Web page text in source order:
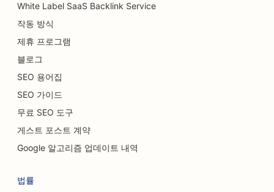
세차장용 SEO
청소 서비스를 위한 SEO
카이로프랙틱 의사를 위한 SEO
고양이 카페를 위한 SEO
화학적 박피 서비스를 위한 SEO
의류 매장을 위한 SEO
White Label SaaS Backlink Service
작동 방식
제휴 프로그램
블로그
SEO 용어집
SEO 가이드
무료 SEO 도구
게스트 포스트 계약
Google 알고리즘 업데이트 내역
법률